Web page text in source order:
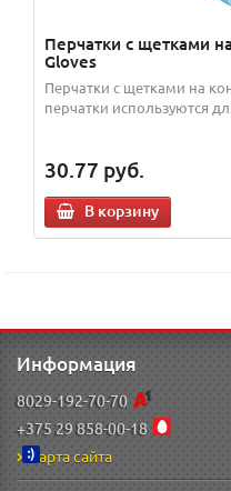
Перчатки с щетками
Gloves
Перчатки с щетками на
перчатки используются
30.77 руб.
В корзину
Информация
8029-192-70-70
+375 29 858-00-18
Карта сайта